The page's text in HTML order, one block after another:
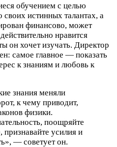
обучением с целью
своих истинных талантах, а
финансово, может
нравится
он хочет изучать. Директор
самое главное — показать
к знаниям и любовь к
знания меняли
к чему приводит,
физики.
поощряйте
усилия и
— советует он.